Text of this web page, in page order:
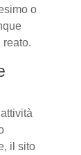
o
reato.
il sito